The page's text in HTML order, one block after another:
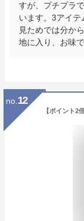
すが、プチプラ
います。3アイテ
見ためでは分か
地に入り、お味
no. 12